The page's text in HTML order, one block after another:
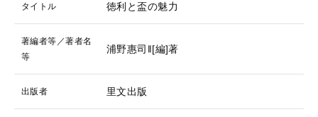
タイトル 徳利と盃の魅力
著編者等／著者名
等
浦野惠司‖[編]著
出版者 里文出版